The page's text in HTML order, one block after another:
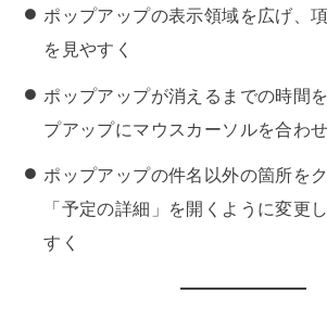
ポップアップの表示領域を広げ、
を見やすく
ポップアップが消えるまでの時間
プアップにマウスカーソルを合わ
ポップアップの件名以外の箇所を
「予定の詳細」を開くように変更
すく